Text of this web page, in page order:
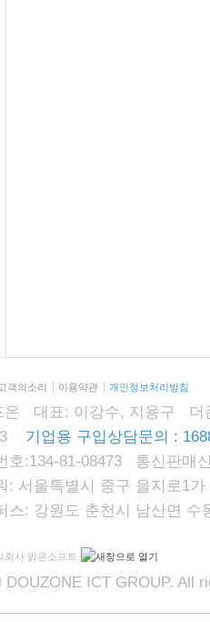
고객의소리 이용약관 개인정보처리방침
온 대표: 이강수, 지용구 더
기업용 구입상담문의 :
호:134-81-08473 통신판매
: 서울특별시 중구 을지로1
스: 강원도 춘천시 남산면
회사 맑은소프트
ICT GROUP. All